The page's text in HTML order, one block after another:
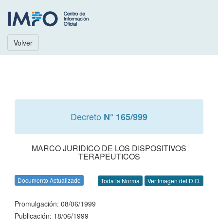
Volver
Decreto N° 165/999
MARCO JURIDICO DE LOS DISPOSITIVOS
TERAPEUTICOS
Documento Actualizado Toda la Norma Ver Imagen del D.O.
Promulgación: 08/06/1999
Publicación: 18/06/1999